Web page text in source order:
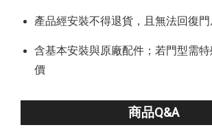
產品經安裝不得退貨，且無法回復
含基本安裝與原廠配件；若門型需
價
商品Q&A